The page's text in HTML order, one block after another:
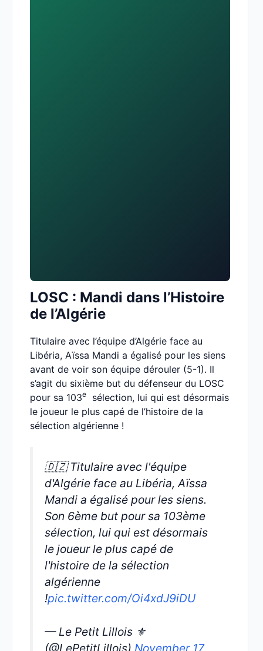
LOSC : Mandi dans l’Histoire
de l’Algérie
Titulaire avec l’équipe d’Algérie face au
Libéria, Aïssa Mandi a égalisé pour les siens
avant de voir son équipe dérouler (5-1). Il
s’agit du sixième but du défenseur du LOSC
pour sa 103e
sélection, lui qui est désormais
le joueur le plus capé de l’histoire de la
sélection algérienne !
🇩🇿 Titulaire avec l'équipe
d'Algérie face au Libéria, Aïssa
Mandi a égalisé pour les siens.
Son 6ème but pour sa 103ème
sélection, lui qui est désormais
le joueur le plus capé de
l'histoire de la sélection
algérienne
!pic.twitter.com/Oi4xdJ9iDU
— Le Petit Lillois ⚜️
(@LePetitLillois) November 17,